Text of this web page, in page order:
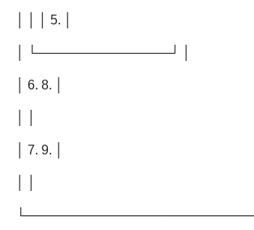
│ │ │ 5. │
│ └───────────────┘ │
│ 6. 8. │
│ 7. 9. │